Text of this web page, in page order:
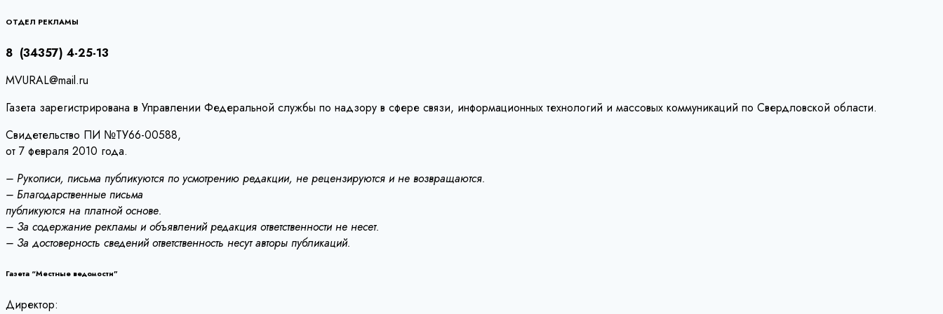
записям
ОТДЕЛ РЕКЛАМЫ
8 (34357) 4-25-13
MVURAL@mail.ru
Газета зарегистрирована в Управлении Федеральной службы по надзору в сфере связи, информационных технологий и массовых коммуникаций по Свердловской области.
Свидетельство ПИ №ТУ66-00588,
от 7 февраля 2010 года.
– Рукописи, письма публикуются по усмотрению редакции, не рецензируются и не возвращаются.
– Благодарственные письма
публикуются на платной основе.
– За содержание рекламы и объявлений редакция ответственности не несет.
– За достоверность сведений ответственность несут авторы публикаций.
Газета “Местные ведомости”
Директор: